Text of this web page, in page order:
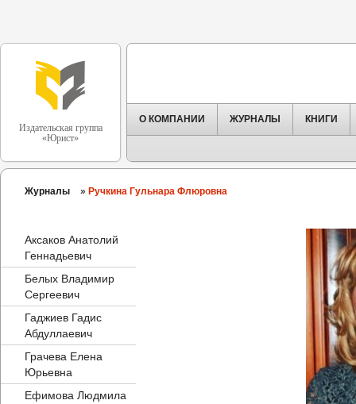
Издательская группа
«Юрист»
О КОМПАНИИ ЖУРНАЛЫ КНИГИ
Журналы » Ручкина Гульнара Флюровна
Аксаков Анатолий
Геннадьевич
Белых Владимир
Сергеевич
Гаджиев Гадис
Абдуллаевич
Грачева Елена
Юрьевна
Ефимова Людмила